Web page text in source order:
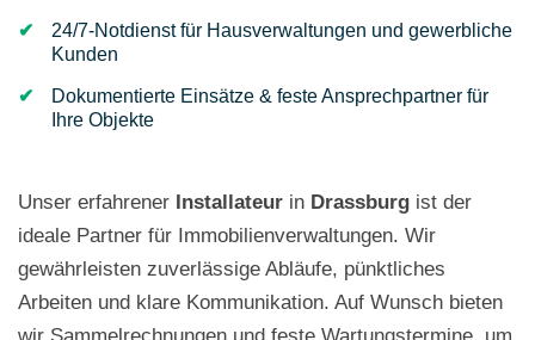
24/7-Notdienst für Hausverwaltungen und gewerbliche
Kunden
Dokumentierte Einsätze & feste Ansprechpartner für
Ihre Objekte
Unser erfahrener Installateur in Drassburg ist der
ideale Partner für Immobilienverwaltungen. Wir
gewährleisten zuverlässige Abläufe, pünktliches
Arbeiten und klare Kommunikation. Auf Wunsch bieten